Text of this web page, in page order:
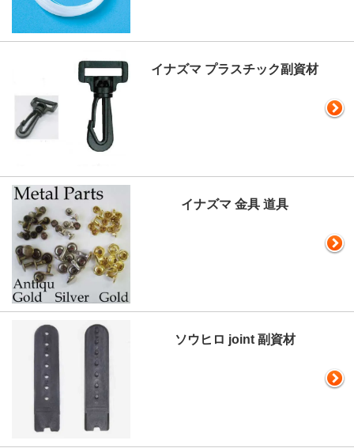
イナズマ プラスチック副資材
イナズマ 金具 道具
ソウヒロ joint 副資材